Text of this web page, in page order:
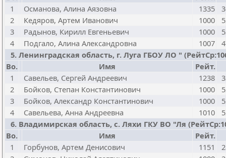
1
Османова, Алина Аязовна 1335
2
Кедяров, Артем Иванович 1000
3
Радынов, Кирилл Евгеньевич 1000
4
Подгало, Алина Александровна 1007
5. Ленинградская область, г. Луга ГБОУ ЛО "
Bo.
Имя
Рейт.
1
Савельев, Сергей Андреевич 1238
2
Бойков, Степан Константинович 1000
3
Бойков, Александр Константинович 1000
4
Савельева, Анна Андреевна 1010
6. Владимирская область, с. Ляхи ГКУ ВО "Ля
Bo.
Имя
Рейт.
1
Горбунов, Артем Денисович 1151